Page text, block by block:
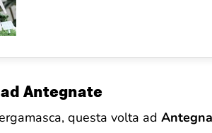
Antegnate
questa volta ad